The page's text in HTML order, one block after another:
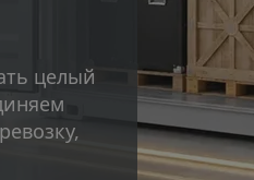
целый